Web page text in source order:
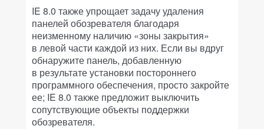
IE 8.0 также упрощает задачу удаления
панелей обозревателя благодаря
неизменному наличию «зоны закрытия»
в левой части каждой из них. Если вы вдруг
обнаружите панель, добавленную
в результате установки постороннего
программного обеспечения, просто закройте
ее; IE 8.0 также предложит выключить
сопутствующие объекты поддержки
обозревателя.